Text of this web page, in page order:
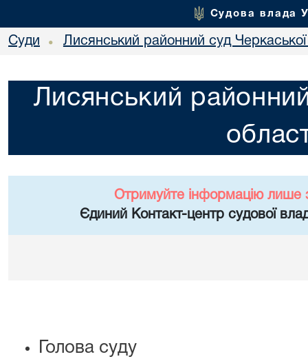
Судова влада
Суди • Лисянський районний суд Черкаської
Лисянський
Отримуйте інформацію лише
Єдиний Контакт-центр судової
Голова суду